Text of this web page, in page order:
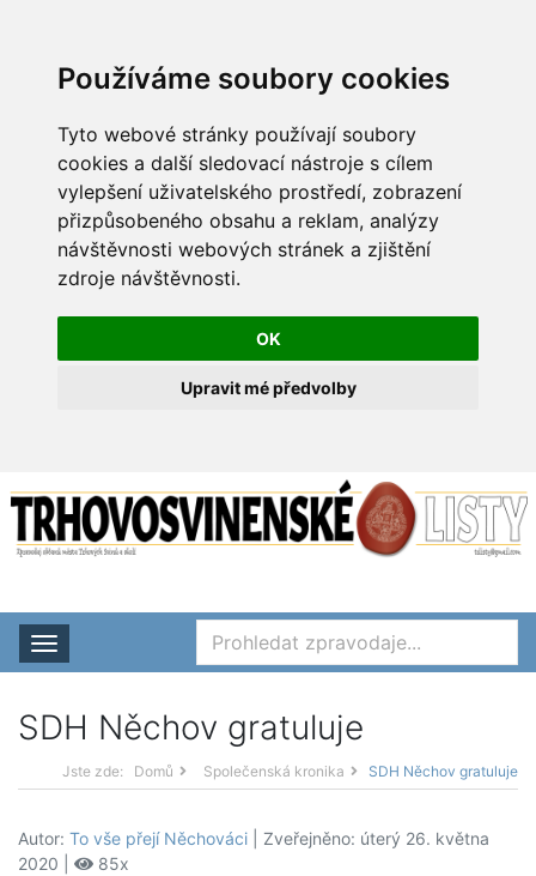
Používáme soubory cookies
Tyto webové stránky používají soubory
cookies a další sledovací nástroje s cílem
vylepšení uživatelského prostředí, zobrazení
přizpůsobeného obsahu a reklam, analýzy
návštěvnosti webových stránek a zjištění
zdroje návštěvnosti.
OK
Upravit mé předvolby
Rozbalit nabídku
SDH Něchov gratuluje
Jste zde: Domů Společenská kronika SDH Něchov gratuluje
Autor: To vše přejí Něchováci | Zveřejněno: úterý 26. května
2020 |
85x